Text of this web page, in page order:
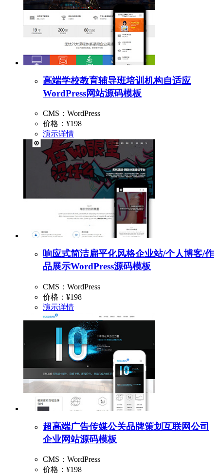
高端学校教育辅导班培训机构自适应
WordPress网站源码模板
CMS：WordPress
价格： ¥198
演示详情
响应式简洁扁平化风格企业站/个人博客/作
品展示WordPress源码模板
CMS：WordPress
价格： ¥198
演示详情
超高端广告传媒公关品牌策划互联网公司
企业网站源码模板
CMS：WordPress
价格： ¥198